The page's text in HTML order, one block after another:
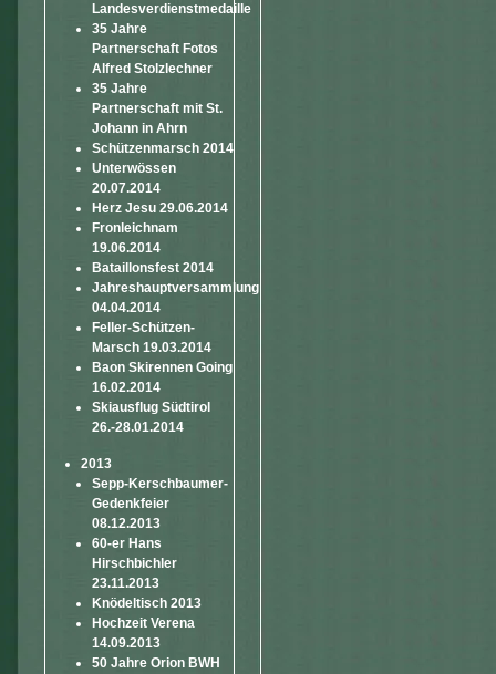
Landesverdienstmedaille
35 Jahre
Partnerschaft Fotos
Alfred Stolzlechner
35 Jahre
Partnerschaft mit St.
Johann in Ahrn
Schützenmarsch 2014
Unterwössen
20.07.2014
Herz Jesu 29.06.2014
Fronleichnam
19.06.2014
Bataillonsfest 2014
Jahreshauptversammlung
04.04.2014
Feller-Schützen-
Marsch 19.03.2014
Baon Skirennen Going
16.02.2014
Skiausflug Südtirol
26.-28.01.2014
2013
Sepp-Kerschbaumer-
Gedenkfeier
08.12.2013
60-er Hans
Hirschbichler
23.11.2013
Knödeltisch 2013
Hochzeit Verena
14.09.2013
50 Jahre Orion BWH